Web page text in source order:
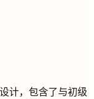
计，包含了与初级